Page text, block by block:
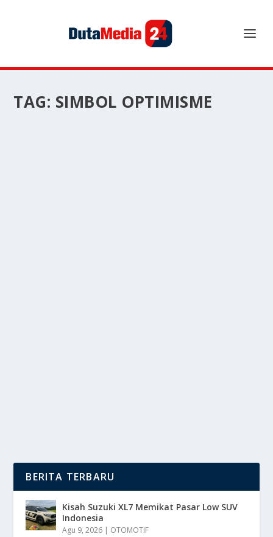
TAG: SIMBOL OPTIMISME
BERITA TERBARU
Kisah Suzuki XL7 Memikat Pasar Low SUV
Indonesia
Agu 9, 2026 | OTOMOTIF